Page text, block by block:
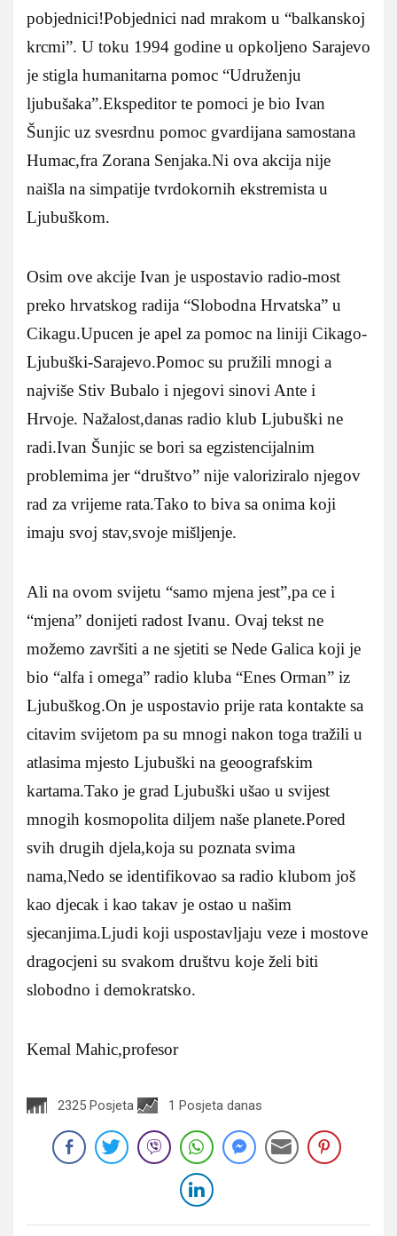
pobjednici!Pobjednici nad mrakom u “balkanskoj
krcmi”. U toku 1994 godine u opkoljeno Sarajevo
je stigla humanitarna pomoc “Udruženju
ljubušaka”.Ekspeditor te pomoci je bio Ivan
Šunjic uz svesrdnu pomoc gvardijana samostana
Humac,fra Zorana Senjaka.Ni ova akcija nije
naišla na simpatije tvrdokornih ekstremista u
Ljubuškom.
Osim ove akcije Ivan je uspostavio radio-most
preko hrvatskog radija “Slobodna Hrvatska” u
Cikagu.Upucen je apel za pomoc na liniji Cikago-
Ljubuški-Sarajevo.Pomoc su pružili mnogi a
najviše Stiv Bubalo i njegovi sinovi Ante i
Hrvoje. Nažalost,danas radio klub Ljubuški ne
radi.Ivan Šunjic se bori sa egzistencijalnim
problemima jer “društvo” nije valoriziralo njegov
rad za vrijeme rata.Tako to biva sa onima koji
imaju svoj stav,svoje mišljenje.
Ali na ovom svijetu “samo mjena jest”,pa ce i
“mjena” donijeti radost Ivanu. Ovaj tekst ne
možemo završiti a ne sjetiti se Nede Galica koji je
bio “alfa i omega” radio kluba “Enes Orman” iz
Ljubuškog.On je uspostavio prije rata kontakte sa
citavim svijetom pa su mnogi nakon toga tražili u
atlasima mjesto Ljubuški na geoografskim
kartama.Tako je grad Ljubuški ušao u svijest
mnogih kosmopolita diljem naše planete.Pored
svih drugih djela,koja su poznata svima
nama,Nedo se identifikovao sa radio klubom još
kao djecak i kao takav je ostao u našim
sjecanjima.Ljudi koji uspostavljaju veze i mostove
dragocjeni su svakom društvu koje želi biti
slobodno i demokratsko.
Kemal Mahic,profesor
2325 Posjeta 1 Posjeta danas